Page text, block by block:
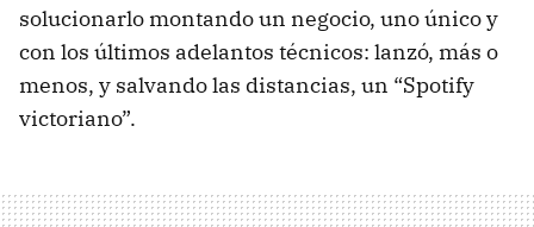
solucionarlo montando un negocio, uno único y
con los últimos adelantos técnicos: lanzó, más o
menos, y salvando las distancias, un “Spotify
victoriano”.